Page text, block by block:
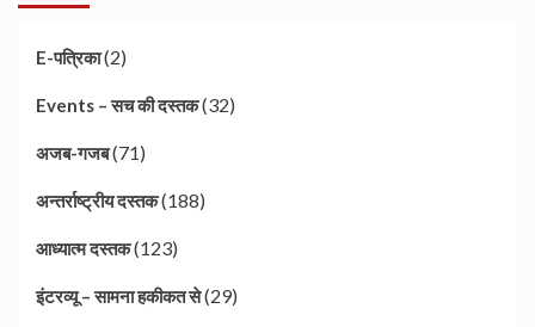
E-पत्रिका(2)
Events – सच की दस्तक(32)
अजब-गजब(71)
अन्तर्राष्ट्रीय दस्तक(188)
आध्यात्म दस्तक(123)
इंटरव्यू – सामना हकीकत से(29)